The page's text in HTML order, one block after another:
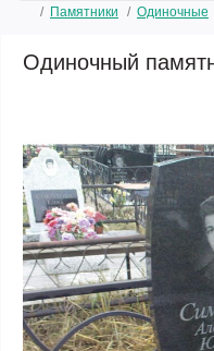
Памятники Одиночные
Одиночный